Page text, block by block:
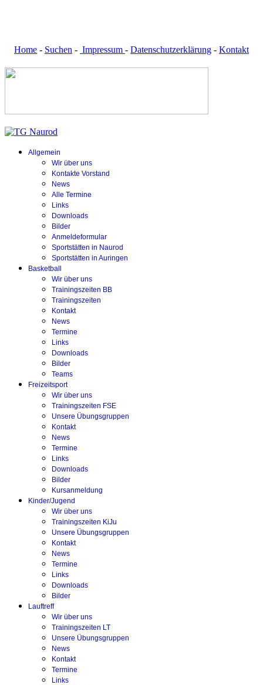
Home - Suchen - Impressum - Datenschutzerklärung - Kontakt
Allgemein
Wir über uns
Kontakte Vorstand
News
Alle Termine
Links
Downloads
Bilder
Anmeldeformular
Sportstätten in Naurod
Sportstätten in Auringen
Basketball
Wir über uns
Trainingszeiten BB
Trainingszeiten
Kontakt
News
Termine
Links
Downloads
Bilder
Teams
Freizeitsport
Wir über uns
Trainingszeiten FSE
Unsere Übungsgruppen
Kontakt
News
Termine
Links
Downloads
Bilder
Kursanmeldung
Kinder/Jugend
Wir über uns
Trainingszeiten KiJu
Unsere Übungsgruppen
Kontakt
News
Termine
Links
Downloads
Bilder
Lauftreff
Wir über uns
Trainingszeiten LT
Unsere Übungsgruppen
News
Kontakt
Termine
Links